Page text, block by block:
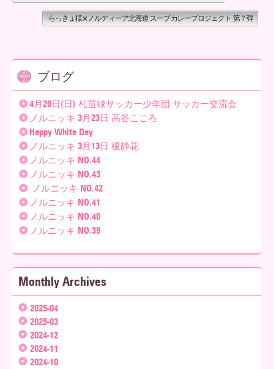
らっきょ様×ノルディーア北海道 スープカレープロジェクト 第７弾
ブログ
4月20日(日) 札苗緑サッカー少年団 サッカー交流会
ノルニッキ 3月23日 高谷こころ
Happy White Day
ノルニッキ 3月13日 榎静花
ノルニッキ NO.44
ノルニッキ NO.43
ノルニッキ NO.42
ノルニッキ NO.41
ノルニッキ NO.40
ノルニッキ NO.39
Monthly Archives
2025-04
2025-03
2024-12
2024-11
2024-10